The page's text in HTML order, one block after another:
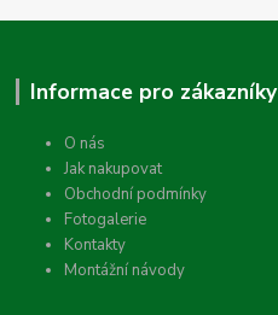
Informace pro zákazníky
O nás
Jak nakupovat
Obchodní podmínky
Fotogalerie
Kontakty
Montážní návody